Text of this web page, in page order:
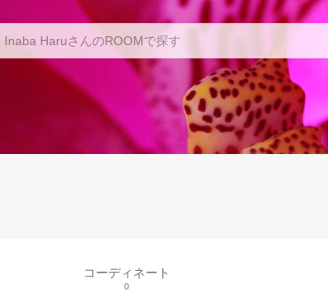
コーディネート
0